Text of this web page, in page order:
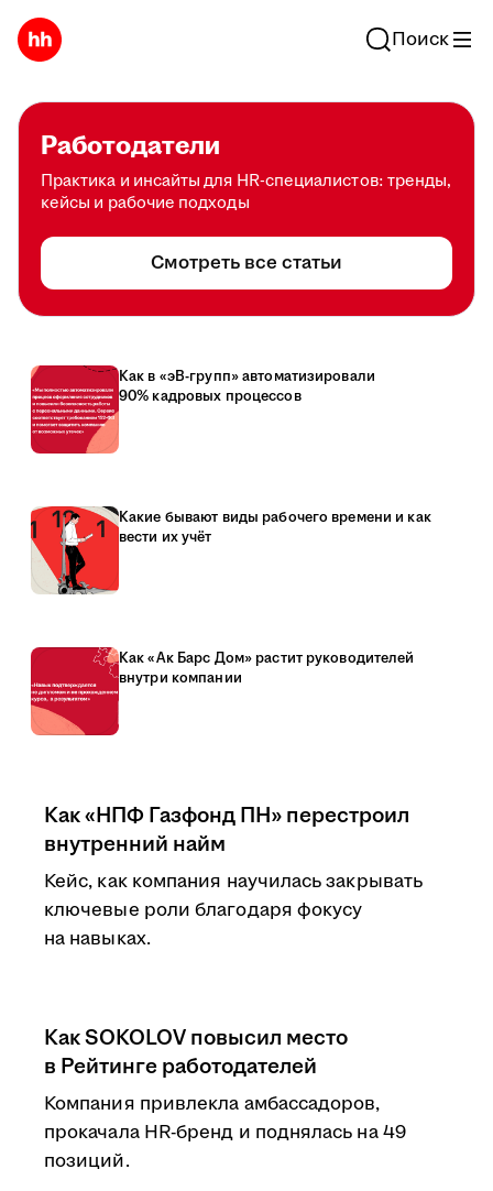
Поиск
Работодатели
Практика и инсайты для HR-специалистов: тренды,
кейсы и рабочие подходы
Смотреть все статьи
Как в «эВ-групп» автоматизировали
90% кадровых процессов
Какие бывают виды рабочего времени и как
вести их учёт
Как «Ак Барс Дом» растит руководителей
внутри компании
Как «НПФ Газфонд ПН» перестроил
внутренний найм
Кейс, как компания научилась закрывать
ключевые роли благодаря фокусу
на навыках.
Как SOKOLOV повысил место
в Рейтинге работодателей
Компания привлекла амбассадоров,
прокачала HR-бренд и поднялась на 49
позиций.